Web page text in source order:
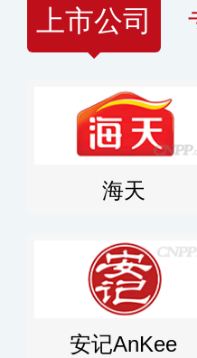
上市公司
海天
安记AnKee